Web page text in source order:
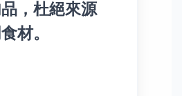
，杜絕來源
材。